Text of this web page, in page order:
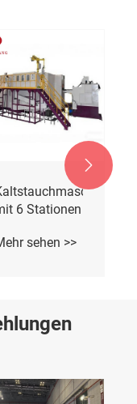
6 Stationen
sehen >>
